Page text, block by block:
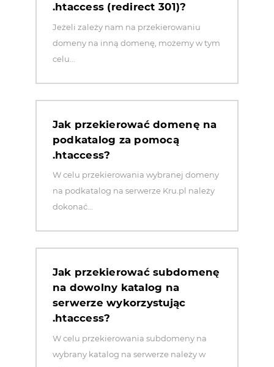
.htaccess (redirect 301)?
Jeżeli zależy nam na przekierowaniu
domeny na inną domenę, możemy w tym
celu...
Jak przekierować domenę na
podkatalog za pomocą
.htaccess?
W celu przekierowania wybranej domeny
na podkatalog na serwerze Kru.pl należy
dokonać...
Jak przekierować subdomenę
na dowolny katalog na
serwerze wykorzystując
.htaccess?
W celu przekierowania subdomeny na
wybrany katalog na serwerze należy w